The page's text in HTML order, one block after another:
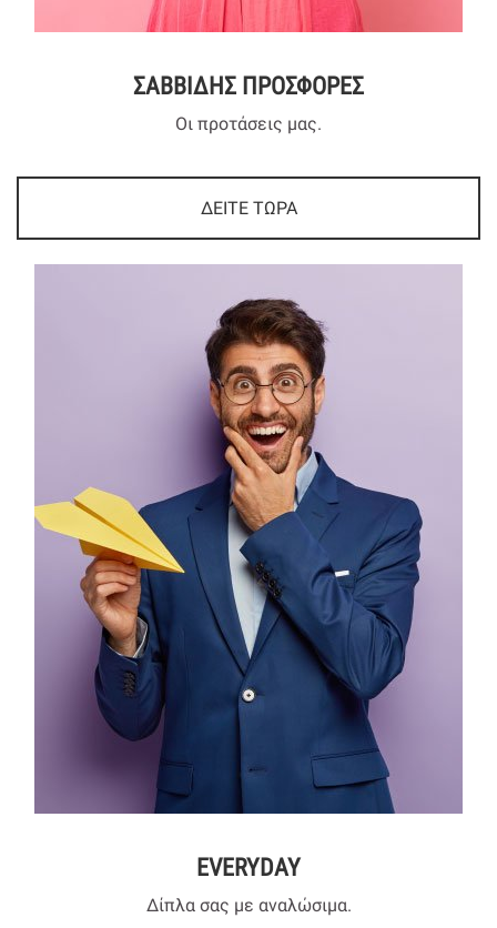
ΣΑΒΒΙΔΗΣ ΠΡΟΣΦΟΡΕΣ
Οι προτάσεις μας.
ΔΕΙΤΕ ΤΩΡΑ
EVERYDAY
Δίπλα σας με αναλώσιμα.